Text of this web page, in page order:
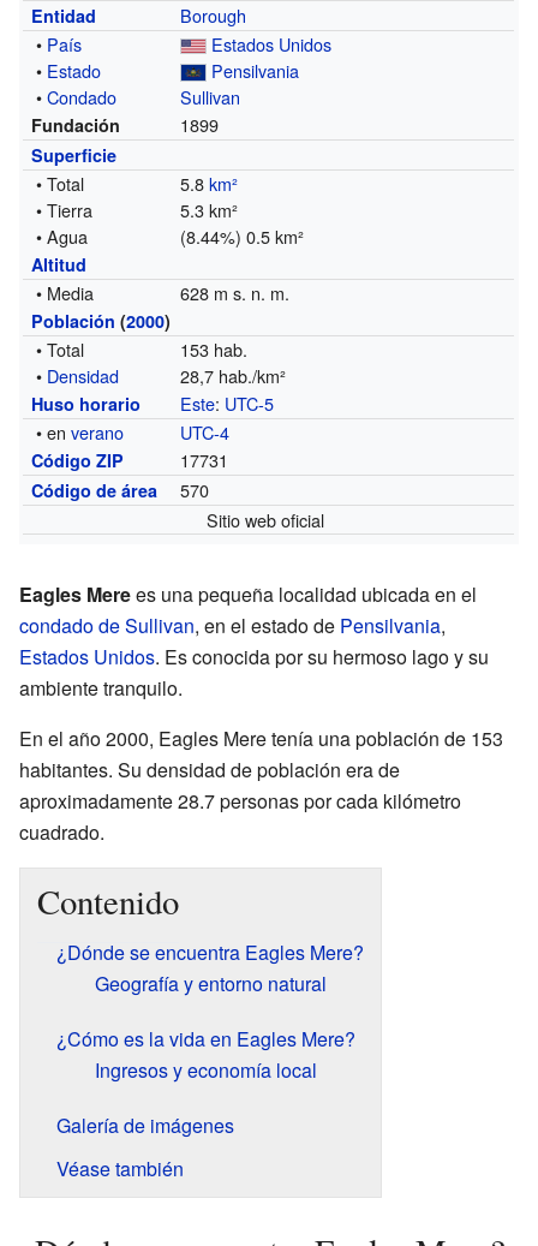
Entidad
Borough
• País
Estados Unidos
• Estado
Pensilvania
•Condado Sullivan
Fundación 1899
Superficie
• Total 5.8km²
• Tierra
5.3 km²
• Agua
(8.44%) 0.5 km²
Altitud
• Media 628 m s. n. m.
Población (2000)
• Total
153 hab.
• Densidad 28,7 hab./km²
Huso horario Este: UTC-5
• enverano UTC-4
Código ZIP 17731
Código de área
570
Sitio web oficial
Eagles Merees una pequeña localidad ubicada en el
condado de Sullivan, en el estado de Pensilvania,
Estados Unidos. Es conocida por su hermoso lago y su
ambiente tranquilo.
En el año 2000, Eagles Mere tenía una población de 153
habitantes. Su densidad de población era de
aproximadamente 28.7 personas por cada kilómetro
cuadrado.
Contenido
¿Dónde se encuentra Eagles Mere?
Geografía y entorno natural
¿Cómo es la vida en Eagles Mere?
Ingresos y economía local
Galería de imágenes
Véase también